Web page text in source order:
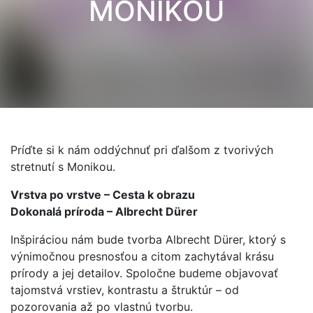
MONIKOU
Príďte si k nám oddýchnuť pri ďalšom z tvorivých
stretnutí s Monikou.
Vrstva po vrstve – Cesta k obrazu
Dokonalá príroda – Albrecht Dürer
Inšpiráciou nám bude tvorba Albrecht Dürer, ktorý s
výnimočnou presnosťou a citom zachytával krásu
prírody a jej detailov. Spoločne budeme objavovať
tajomstvá vrstiev, kontrastu a štruktúr – od
pozorovania až po vlastnú tvorbu.